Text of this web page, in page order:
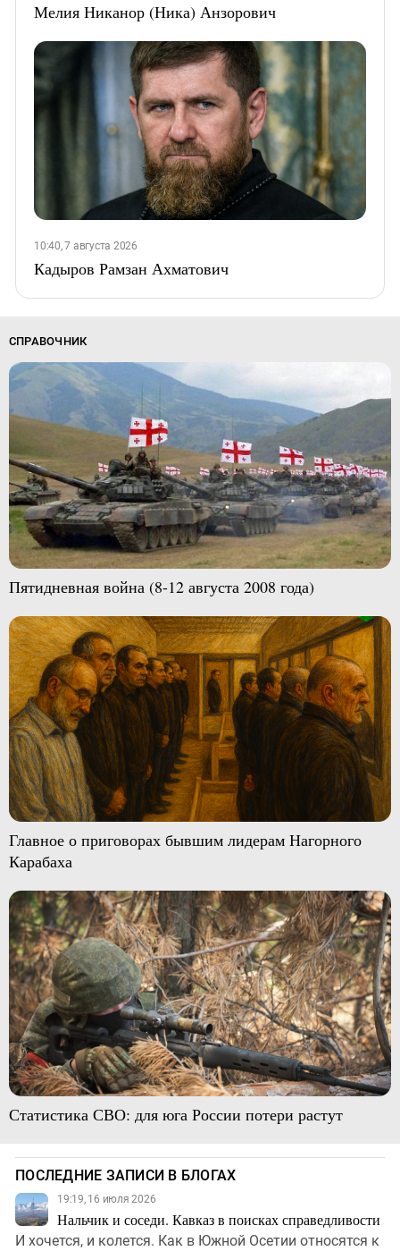
Мелия Никанор (Ника) Анзорович
10:40, 7 августа 2026
Кадыров Рамзан Ахматович
СПРАВОЧНИК
Пятидневная война (8-12 августа 2008 года)
Главное о приговорах бывшим лидерам Нагорного
Карабаха
Статистика СВО: для юга России потери растут
ПОСЛЕДНИЕ ЗАПИСИ В БЛОГАХ
19:19, 16 июля 2026
Нальчик и соседи. Кавказ в поисках справедливости
И хочется, и колется. Как в Южной Осетии относятся к